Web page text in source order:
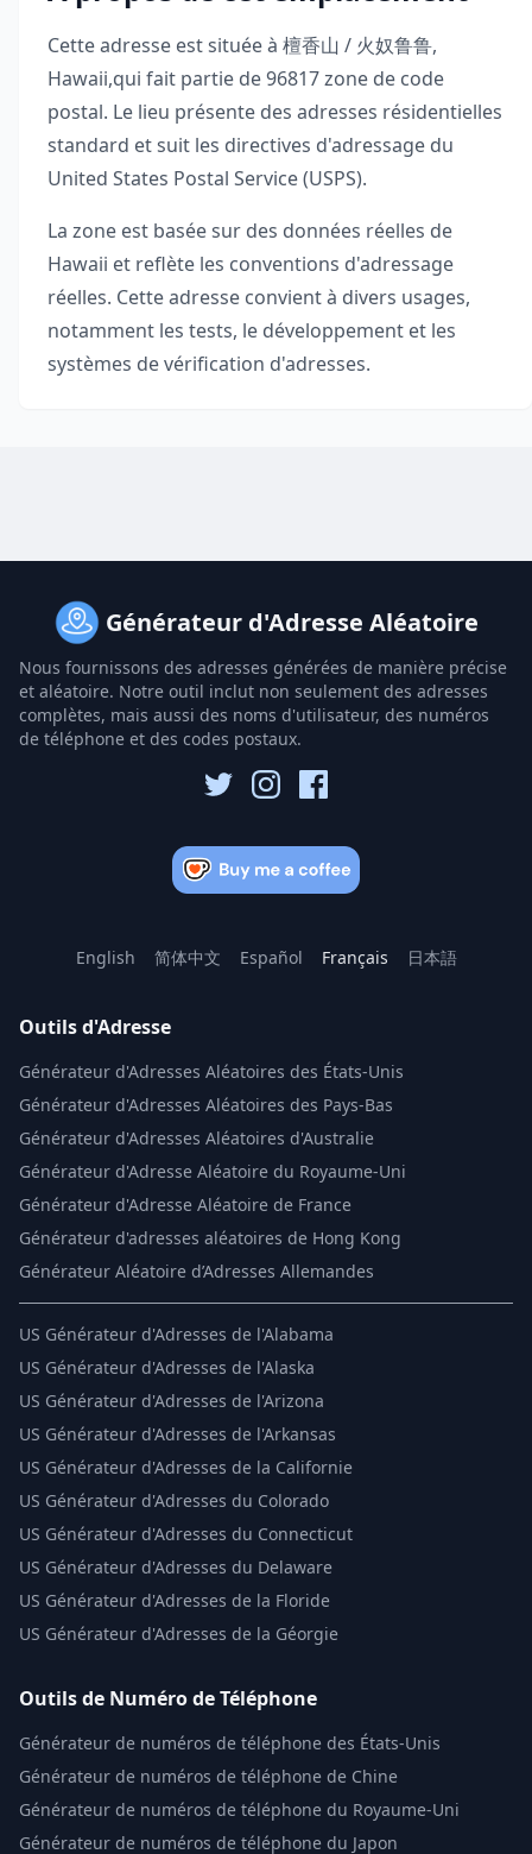
Cette adresse est située à 檀香山 / 火奴鲁鲁,
Hawaii,qui fait partie de96817zone de code
postal. Le lieu présente des adresses résidentielles
standard et suit les directives d'adressage du
United States Postal Service (USPS).
La zone est basée sur des données réelles de
Hawaii et reflète les conventions d'adressage
réelles. Cette adresse convient à divers usages,
notamment les tests, le développement et les
systèmes de vérification d'adresses.
Générateur d'Adresse Aléatoire
Nous fournissons des adresses générées de manière précise
et aléatoire. Notre outil inclut non seulement des adresses
complètes, mais aussi des noms d'utilisateur, des numéros
de téléphone et des codes postaux.
English 简体中文 Español Français 日本語
Outils d'Adresse
Générateur d'Adresses Aléatoires des États-Unis
Générateur d'Adresses Aléatoires des Pays-Bas
Générateur d'Adresses Aléatoires d'Australie
Générateur d'Adresse Aléatoire du Royaume-Uni
Générateur d'Adresse Aléatoire de France
Générateur d'adresses aléatoires de Hong Kong
Générateur Aléatoire d’Adresses Allemandes
US Générateur d'Adresses de l'Alabama
US Générateur d'Adresses de l'Alaska
US Générateur d'Adresses de l'Arizona
US Générateur d'Adresses de l'Arkansas
US Générateur d'Adresses de la Californie
US Générateur d'Adresses du Colorado
US Générateur d'Adresses du Connecticut
US Générateur d'Adresses du Delaware
US Générateur d'Adresses de la Floride
US Générateur d'Adresses de la Géorgie
Outils de Numéro de Téléphone
Générateur de numéros de téléphone des États-Unis
Générateur de numéros de téléphone de Chine
Générateur de numéros de téléphone du Royaume-Uni
Générateur de numéros de téléphone du Japon